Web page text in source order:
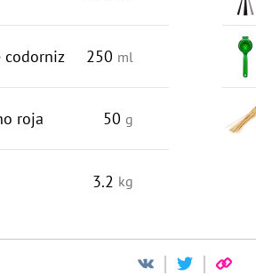
codorniz 250 ml
roja 50 g
3.2 kg